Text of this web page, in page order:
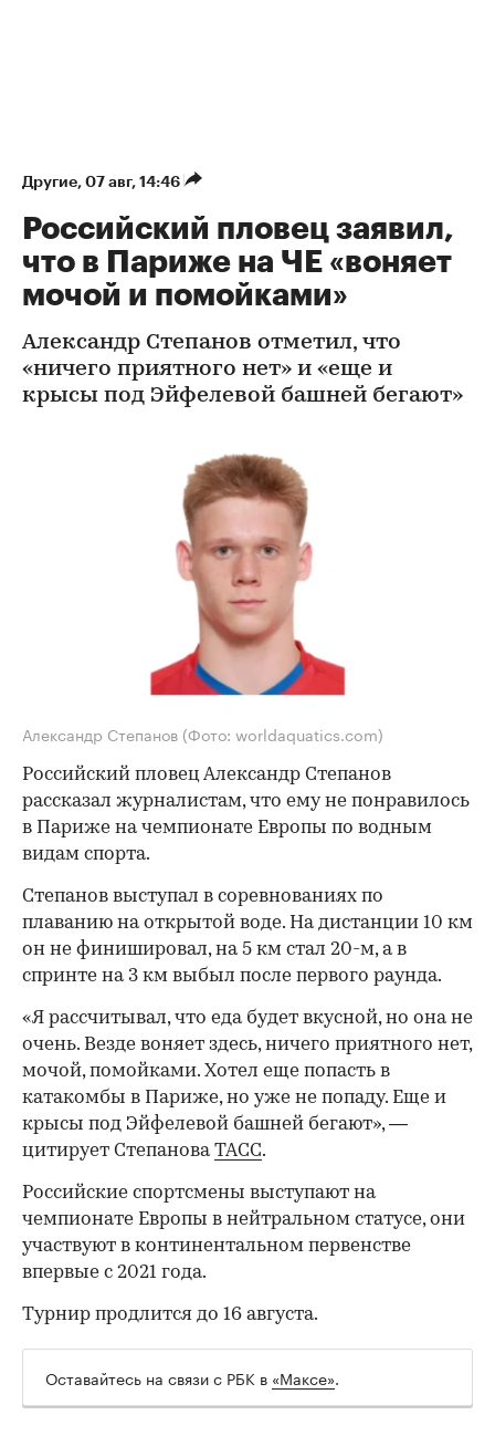
Другие⁠, 07 авг, 14:46
Российский пловец заявил,
что в Париже на ЧЕ «воняет
мочой и помойками»
Александр Степанов отметил, что
«ничего приятного нет» и «еще и
крысы под Эйфелевой башней бегают»
Александр Степанов (Фото: worldaquatics.com)
Российский пловец Александр Степанов
рассказал журналистам, что ему не понравилось
в Париже на чемпионате Европы по водным
видам спорта.
Степанов выступал в соревнованиях по
плаванию на открытой воде. На дистанции 10 км
он не финишировал, на 5 км стал 20-м, а в
спринте на 3 км выбыл после первого раунда.
«Я рассчитывал, что еда будет вкусной, но она не
очень. Везде воняет здесь, ничего приятного нет,
мочой, помойками. Хотел еще попасть в
катакомбы в Париже, но уже не попаду. Еще и
крысы под Эйфелевой башней бегают», —
цитирует СтепановаТАСС.
Российские спортсмены выступают на
чемпионате Европы в нейтральном статусе, они
участвуют в континентальном первенстве
впервые с 2021 года.
Турнир продлится до 16 августа.
Оставайтесь на связи с РБК в «Максе».